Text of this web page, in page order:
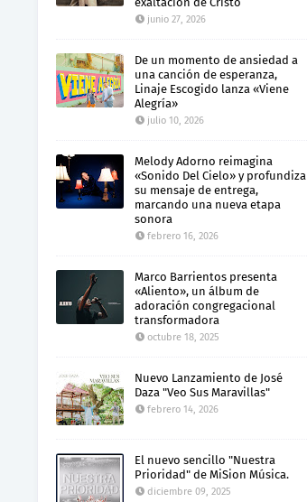
junio 27, 2026
De un momento de ansiedad a
una canción de esperanza,
Linaje Escogido lanza «Viene
Alegría»
julio 10, 2026
Melody Adorno reimagina
«Sonido Del Cielo» y profundiza
su mensaje de entrega,
marcando una nueva etapa
sonora
febrero 16, 2026
Marco Barrientos presenta
«Aliento», un álbum de
adoración congregacional
transformadora
octubre 18, 2025
Nuevo Lanzamiento de José
Daza "Veo Sus Maravillas"
febrero 14, 2026
El nuevo sencillo "Nuestra
Prioridad" de MiSion Música.
diciembre 09, 2025